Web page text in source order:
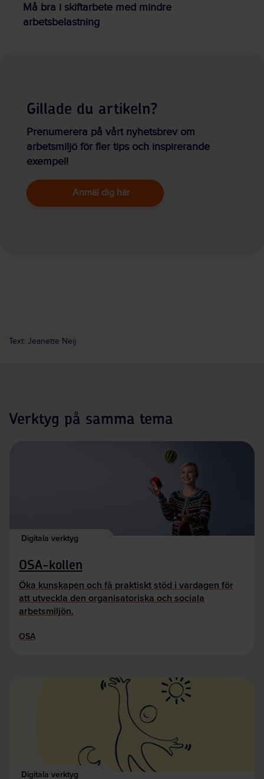
Må bra i skiftarbete med mindre
arbetsbelastning
Gillade du artikeln?
Prenumerera på vårt nyhetsbrev om
arbetsmiljö för fler tips och inspirerande
exempel!
Anmäl dig här
Text: Jeanette Neij
Verktyg på samma tema
Digitala verktyg
OSA-kollen
Öka kunskapen och få praktiskt stöd i vardagen för
att utveckla den organisatoriska och sociala
arbetsmiljön.
OSA
Digitala verktyg